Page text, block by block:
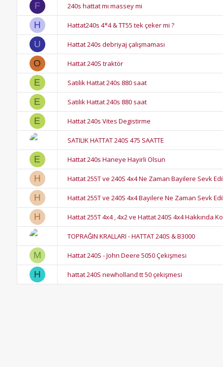
F 240s hattat mı massey mi
H Hattat240s 4*4 & TT55 tek çeker mi ?
U Hattat 240s debriyaj çalışmaması
O Hattat 240S traktör
E Satilik Hattat 240s 880 saat
E Satilik Hattat 240s 880 saat
E Hattat 240s Vites Degistirme
SATILIK HATTAT 240S 475 SAATTE
E Hattat 240s Haneye Hayirli Olsun
H Hattat 255T ve 240S 4x4 Ne Zaman Bayilere Sevk
H Hattat 255T ve 240S 4x4 Bayilere Ne Zaman Sevk
H Hattat 255T 4x4 , 4x2 ve Hattat 240S 4x4 Hakkında
TOPRAĞIN KRALLARI - HATTAT 240S & B3000
M Hattat 240S - John Deere 5050 Çekişmesi
H hattat 240S newholland tt 50 çekişmesi